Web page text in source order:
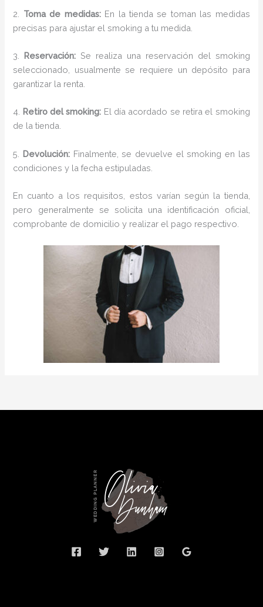
2. Toma de medidas:En la tienda se toman las medidas
precisas para ajustar el smoking a tu medida.
3. Reservación: Se realiza una reservación del smoking
seleccionado, usualmente se requiere un depósito para
garantizar la renta.
4. Retiro del smoking: El día acordado se retira el smoking
de la tienda.
5. Devolución: Finalmente, se devuelve el smoking en las
condiciones y la fecha estipuladas.
En cuanto a los requisitos, estos varían según la tienda,
pero generalmente se solicita una identificación oficial,
comprobante de domicilio y realizar el pago respectivo.